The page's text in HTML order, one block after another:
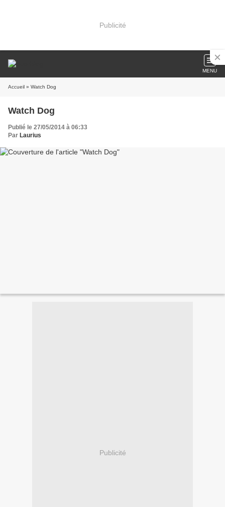
Publicité
MENU
Accueil » Watch Dog
Watch Dog
Publié le 27/05/2014 à 06:33
Par Laurius
Publicité